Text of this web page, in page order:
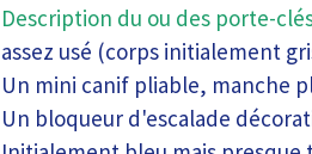
Description du ou des porte-
assez usé (corps initialement
Un mini canif pliable, manche
Un bloqueur d'escalade